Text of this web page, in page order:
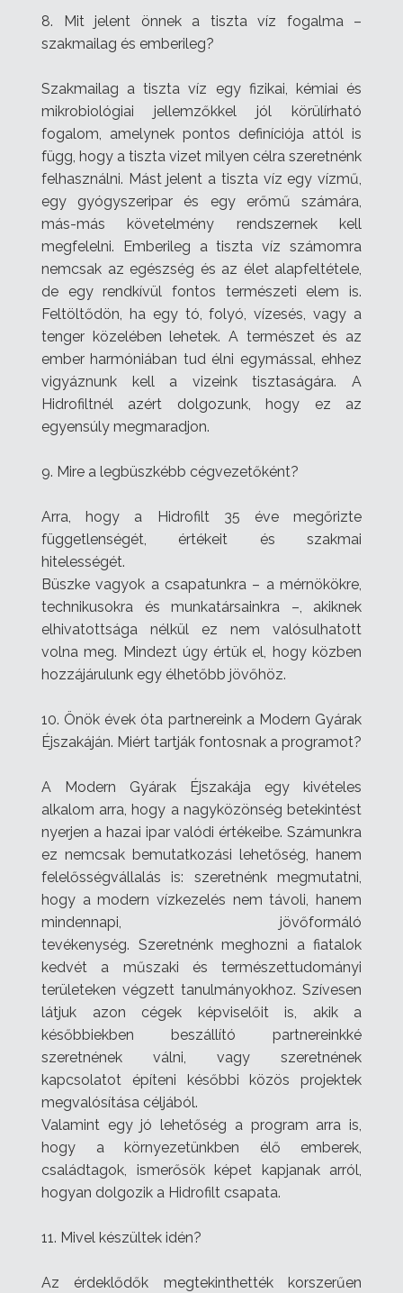
8. Mit jelent önnek a tiszta víz fogalma –
szakmailag és emberileg?
Szakmailag a tiszta víz egy fizikai, kémiai és
mikrobiológiai jellemzőkkel jól körülírható
fogalom, amelynek pontos definíciója attól is
függ, hogy a tiszta vizet milyen célra szeretnénk
felhasználni. Mást jelent a tiszta víz egy vízmű,
egy gyógyszeripar és egy erőmű számára,
más-más követelmény rendszernek kell
megfelelni. Emberileg a tiszta víz számomra
nemcsak az egészség és az élet alapfeltétele,
de egy rendkívül fontos természeti elem is.
Feltöltődön, ha egy tó, folyó, vízesés, vagy a
tenger közelében lehetek. A természet és az
ember harmóniában tud élni egymással, ehhez
vigyáznunk kell a vizeink tisztaságára. A
Hidrofiltnél azért dolgozunk, hogy ez az
egyensúly megmaradjon.
9. Mire a legbüszkébb cégvezetőként?
Arra, hogy a Hidrofilt 35 éve megőrizte
függetlenségét, értékeit és szakmai
hitelességét.
Büszke vagyok a csapatunkra – a mérnökökre,
technikusokra és munkatársainkra –, akiknek
elhivatottsága nélkül ez nem valósulhatott
volna meg. Mindezt úgy értük el, hogy közben
hozzájárulunk egy élhetőbb jövőhöz.
10. Önök évek óta partnereink a Modern Gyárak
Éjszakáján. Miért tartják fontosnak a programot?
A Modern Gyárak Éjszakája egy kivételes
alkalom arra, hogy a nagyközönség betekintést
nyerjen a hazai ipar valódi értékeibe. Számunkra
ez nemcsak bemutatkozási lehetőség, hanem
felelősségvállalás is: szeretnénk megmutatni,
hogy a modern vízkezelés nem távoli, hanem
mindennapi, jövőformáló
tevékenység. Szeretnénk meghozni a fiatalok
kedvét a műszaki és természettudományi
területeken végzett tanulmányokhoz. Szívesen
látjuk azon cégek képviselőit is, akik a
későbbiekben beszállító partnereinkké
szeretnének válni, vagy szeretnének
kapcsolatot építeni későbbi közös projektek
megvalósítása céljából.
Valamint egy jó lehetőség a program arra is,
hogy a környezetünkben élő emberek,
családtagok, ismerősök képet kapjanak arról,
hogyan dolgozik a Hidrofilt csapata.
11. Mivel készültek idén?
Az érdeklődők megtekinthették korszerűen